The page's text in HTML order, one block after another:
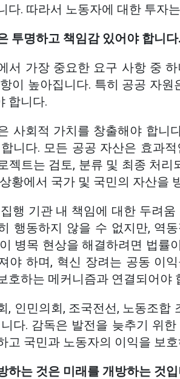
다. 따라서 노동자에 대한 투자
투명하고 책임감 있어야 합니다.
서 가장 중요한 요구 사항 중
이 높아집니다. 특히 공공 자
합니다.
사회적 가치를 창출해야 합니
니다. 모든 공공 자산은 효과
젝트는 검토, 분류 및 최종 처
황에서 국가 및 국민의 자산을
행 기관 내 책임에 대한 두려
행동하지 않을 수 없지만, 역
병목 현상을 해결하려면 법률
야 하며, 혁신 장려는 공동 이
호하는 메커니즘과 연결되어야
, 인민의회, 조국전선, 노동조합
다. 감독은 발전을 늦추기 위
고 국민과 노동자의 이익을 보
하는 것은 미래를 개방하는 것